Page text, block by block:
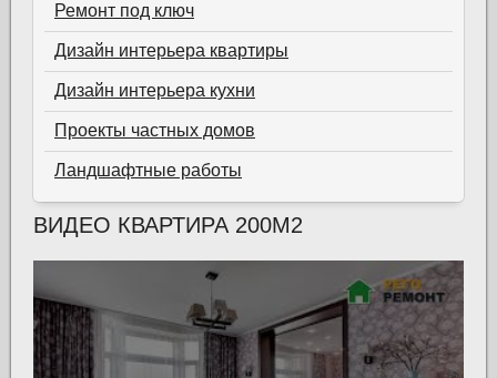
Ремонт под ключ
Дизайн интерьера квартиры
Дизайн интерьера кухни
Проекты частных домов
Ландшафтные работы
ВИДЕО КВАРТИРА 200М2